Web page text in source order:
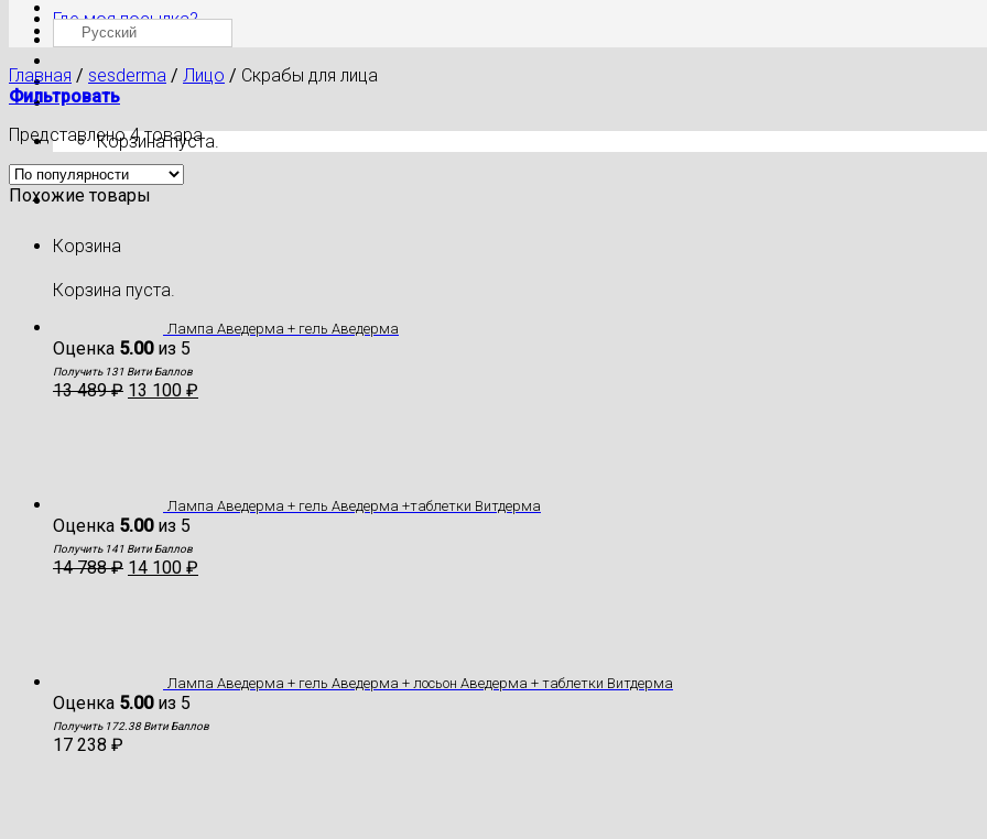
Где моя посылка?
Корзина пуста.
Корзина
Корзина пуста.
Русский
Главная / sesderma / Лицо / Скрабы для лица
Фильтровать
Представлено 4 товара
Похожие товары
Лампа Аведерма + гель Аведерма
Оценка 5.00из 5
Получить 131 Вити Баллов
13 489₽ 13 100 ₽
Лампа Аведерма + гель Аведерма +таблетки Витдерма
Оценка 5.00из 5
Получить 141 Вити Баллов
14 788₽ 14 100 ₽
Лампа Аведерма + гель Аведерма + лосьон Аведерма + таблетки Витдерма
Оценка 5.00из 5
Получить 172.38 Вити Баллов
17 238 ₽